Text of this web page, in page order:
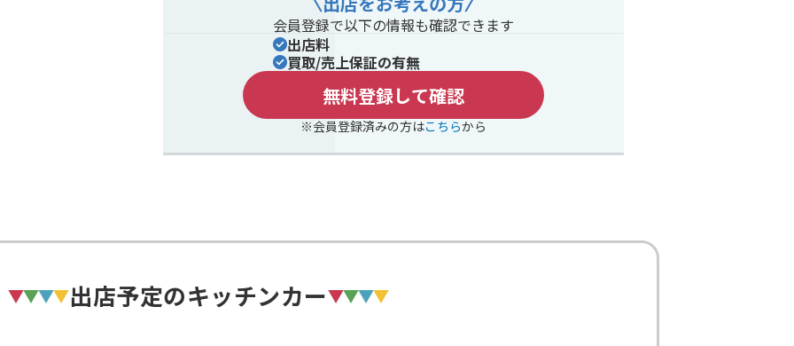
会員登録で以下の情報も確認できます
出店料
買取/売上保証の有無
無料登録して確認
※会員登録済みの方はこちらから
出店予定のキッチンカー